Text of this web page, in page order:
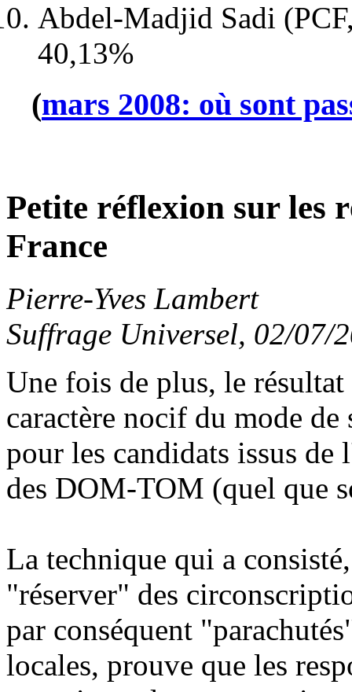
Abdel-Madjid Sadi
40,13%
(mars 2008: où sont
Petite réflexion sur les
France
Pierre-Yves Lambert
Suffrage Universel, 02/07/
Une fois de plus, le
caractère nocif du mode
pour les candidats issus
des DOM-TOM (quel que
La technique qui a
"réserver" des
par conséquent
locales, prouve que les